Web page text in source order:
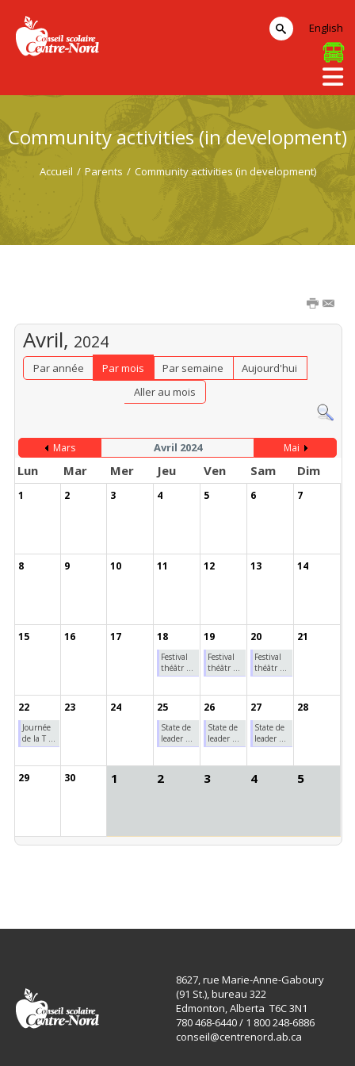
Community activities (in development)
Accueil / Parents / Community activities (in development)
Avril, 2024
Par année Par mois Par semaine
Aujourd'hui
Aller au mois
Mars Avril 2024 Mai
Lun Mar Mer Jeu Ven Sam Dim
1 2 3 4 5 6 7
8 9 10 11 12 13 14
15 16 17 18
Festival
théâtr ...
19
Festival
théâtr ...
20
Festival
théâtr ...
21
22
Journée
de la T ...
23 24 25
State de
leader ...
26
State de
leader ...
27
State de
leader ...
28
29 30 1 2 3 4 5
English
8627, rue Marie-Anne-Gaboury
(91 St.), bureau 322
Edmonton, Alberta T6C 3N1
780 468-6440 / 1 800 248-6886
conseil@centrenord.ab.ca